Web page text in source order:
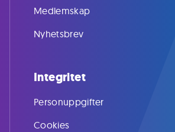
Medlemskap
Nyhetsbrev
Integritet
Personuppgifter
Cookies